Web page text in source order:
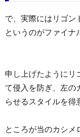
で、実際にはリゴン
というのがファイナ
申し上げたようにリ
て侵入を防ぎ、左の
らせるスタイルを得
ところが当のカシメ